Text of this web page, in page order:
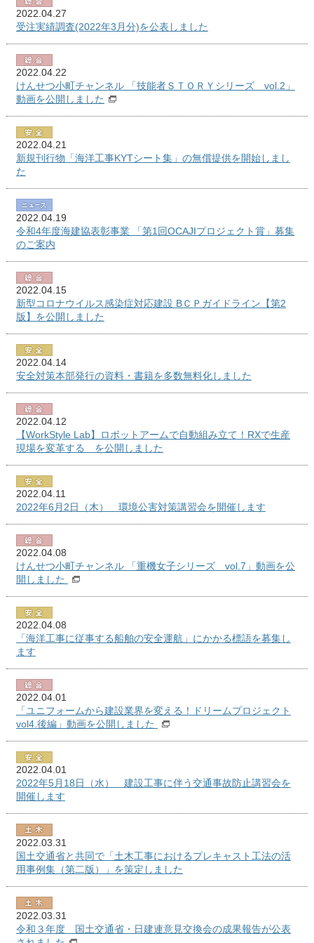
2022.04.27
受注実績調査(2022年3月分)を公表しました
2022.04.22
けんせつ小町チャンネル 「技能者ＳＴＯＲＹシリーズ vol.2」
動画を公開しました
2022.04.21
新規刊行物「海洋工事KYTシート集」の無償提供を開始しまし
た
2022.04.19
令和4年度海建協表彰事業 「第1回OCAJIプロジェクト賞」募集
のご案内
2022.04.15
新型コロナウイルス感染症対応建設 BＣＰガイドライン【第2
版】を公開しました
2022.04.14
安全対策本部発行の資料・書籍を多数無料化しました
2022.04.12
【WorkStyle Lab】ロボットアームで自動組み立て！RXで生産
現場を変革する を公開しました
2022.04.11
2022年6月2日（木） 環境公害対策講習会を開催します
2022.04.08
けんせつ小町チャンネル 「重機女子シリーズ vol.7」動画を公
開しました
2022.04.08
「海洋工事に従事する船舶の安全運航」にかかる標語を募集し
ます
2022.04.01
「ユニフォームから建設業界を変える！ドリームプロジェクト
vol4.後編」動画を公開しました
2022.04.01
2022年5月18日（水） 建設工事に伴う交通事故防止講習会を
開催します
2022.03.31
国土交通省と共同で「土木工事におけるプレキャスト工法の活
用事例集（第二版）」を策定しました
2022.03.31
令和３年度 国土交通省・日建連意見交換会の成果報告が公表